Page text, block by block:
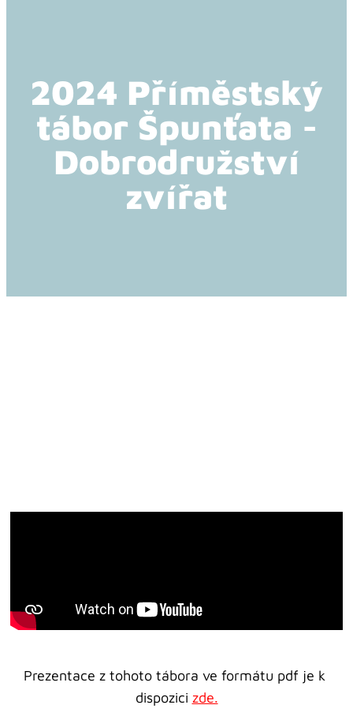
2024 Příměstský
tábor Špunťata -
Dobrodružství
zvířat
Prezentace z tohoto tábora ve formátu pdf je k
dispozici zde.